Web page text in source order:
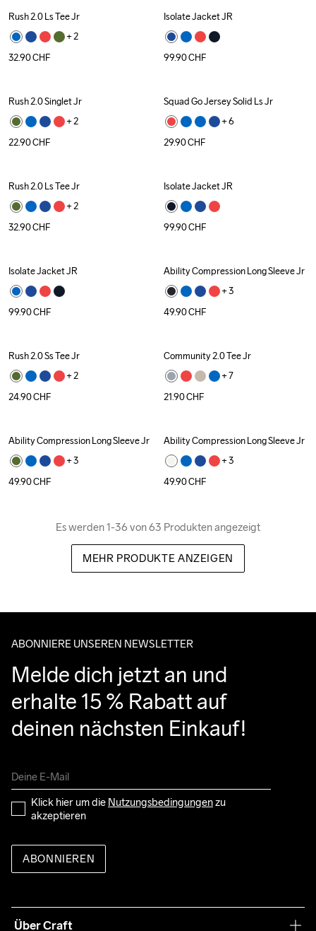
Rush 2.0 Ls Tee Jr
+ 2
32.90CHF
Isolate Jacket JR
99.90CHF
Rush 2.0 Singlet Jr
+ 2
22.90CHF
Squad Go Jersey Solid Ls Jr
+ 6
29.90CHF
Rush 2.0 Ls Tee Jr
+ 2
32.90CHF
Isolate Jacket JR
99.90CHF
Isolate Jacket JR
99.90CHF
Ability Compression Long Sleeve Jr
+ 3
49.90CHF
Rush 2.0 Ss Tee Jr
+ 2
24.90CHF
Community 2.0 Tee Jr
+ 7
21.90CHF
Ability Compression Long Sleeve Jr
+ 3
49.90CHF
Ability Compression Long Sleeve Jr
+ 3
49.90CHF
Es werden 1-36 von 63 Produkten angezeigt
MEHR PRODUKTE ANZEIGEN
ABONNIERE UNSEREN NEWSLETTER
Melde dich jetzt an und
erhalte 15 % Rabatt auf
deinen nächsten Einkauf!
Klick hier um die Nutzungsbedingungen zu
akzeptieren
ABONNIEREN
Über Craft